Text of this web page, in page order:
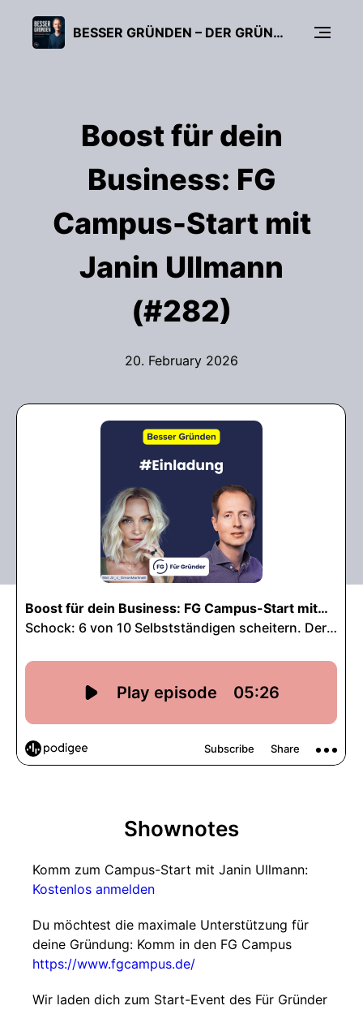
BESSER GRÜNDEN – DER GRÜNDUNGS-PODCAST (FÜR UNTERNEHMER, FREIBERUFLER & START-UPS)
Boost für dein
Business: FG
Campus-Start mit
Janin Ullmann
(#282)
20. February 2026
Shownotes
Komm zum Campus-Start mit Janin Ullmann:
Kostenlos anmelden
Du möchtest die maximale Unterstützung für
deine Gründung: Komm in den FG Campus
https://www.fgcampus.de/
Wir laden dich zum Start-Event des Für Gründer